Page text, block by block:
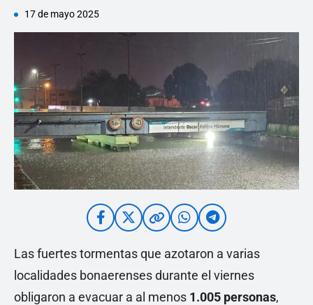
17 de mayo 2025
Las fuertes tormentas que azotaron a varias
localidades bonaerenses durante el viernes
obligaron a evacuar a al menos 1.005 personas,